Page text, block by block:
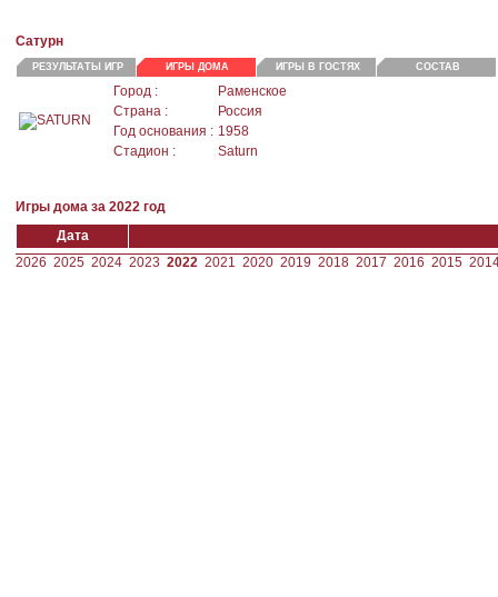
Сатурн
РЕЗУЛЬТАТЫ ИГР ИГРЫ ДОМА ИГРЫ В ГОСТЯХ СОСТАВ
Город :
Раменское
Страна :
Россия
Год основания : 1958
Стадион :
Saturn
Игры дома за 2022 год
Дата
2026 2025 2024 2023 2022 2021 2020 2019 2018 2017 2016 2015